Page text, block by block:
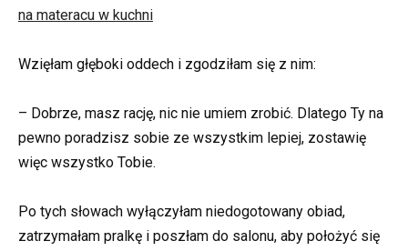
na materacu w kuchni
Wzięłam głęboki oddech i zgodziłam się z nim:
– Dobrze, masz rację, nic nie umiem zrobić. Dlatego Ty na
pewno poradzisz sobie ze wszystkim lepiej, zostawię
więc wszystko Tobie.
Po tych słowach wyłączyłam niedogotowany obiad,
zatrzymałam pralkę i poszłam do salonu, aby położyć się